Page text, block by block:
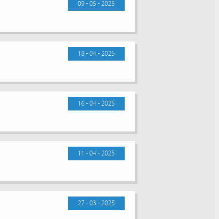
09 - 05 - 2025
18 - 04 - 2025
16 - 04 - 2025
11 - 04 - 2025
27 - 03 - 2025